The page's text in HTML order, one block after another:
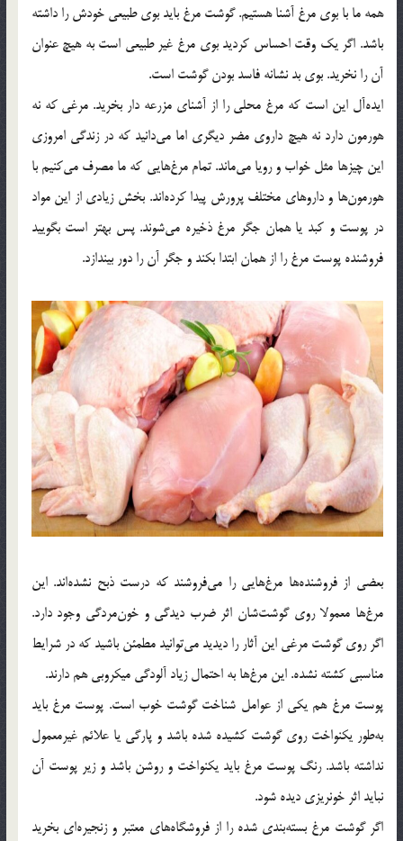
همه ما با بوی مرغ آشنا هستیم. گوشت مرغ باید بوی طبیعی خودش را داشته
باشد. اگر یك وقت احساس كردید بوی مرغ غیر طبیعی است به هیچ عنوان
آن را نخرید. بوی بد نشانه فاسد بودن گوشت است.
ایده‌آل این است كه مرغ محلی را از آشنای مزرعه دار بخرید. مرغی كه نه
هورمون دارد نه هیچ داروی مضر دیگری اما می‌دانید كه در زندگی امروزی
این چیزها مثل خواب و‌ رویا می‌ماند. تمام مرغ‌هایی كه ما مصرف می‌كنیم با
هورمون‌ها و داروهای مختلف پرورش پیدا كرده‌اند. بخش زیادی از این مواد
در پوست و كبد یا همان جگر مرغ ذخیره می‌شوند. پس بهتر است بگویید
فروشنده پوست مرغ را از همان ابتدا بكند و جگر آن را دور بیندازد.
بعضی از فروشنده‌ها مرغ‌هایی را می‌فروشند كه درست ذبح نشده‌اند. این
مرغ‌ها معمولا روی گوشت‌شان اثر ضرب دیدگی و خون‌مردگی وجود دارد.
اگر روی گوشت مرغی این آثار را دیدید می‌توانید مطمئن باشید كه در شرایط
مناسبی كشته نشده. این مرغ‌ها به احتمال زیاد آلودگی میكروبی هم دارند.
پوست مرغ هم یكی از عوامل شناخت گوشت خوب است. پوست مرغ باید
به‌طور یكنواخت روی گوشت كشیده شده باشد و پارگی یا علائم غیرمعمول
نداشته باشد. رنگ پوست مرغ باید یكنواخت و روشن باشد و زیر پوست آن
نباید اثر خونریزی دیده شود.
اگر گوشت مرغ بسته‌بندی شده را از فروشگاه‌های معتبر و زنجیره‌ای بخرید